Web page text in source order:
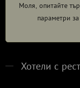
Моля, опитайте
параметри
Хотели с